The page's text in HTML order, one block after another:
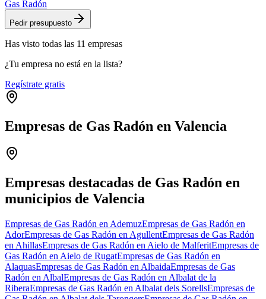
Gas Radón
Pedir presupuesto
Has visto todas las 11 empresas
¿Tu empresa no está en la lista?
Regístrate gratis
Empresas de Gas Radón en Valencia
−
Empresas destacadas de Gas Radón en
municipios de Valencia
Empresas de Gas Radón en AdemuzEmpresas de Gas Radón en
AdorEmpresas de Gas Radón en AgullentEmpresas de Gas Radón
en AhillasEmpresas de Gas Radón en Aielo de MalferitEmpresas de
Gas Radón en Aielo de RugatEmpresas de Gas Radón en
AlaquasEmpresas de Gas Radón en AlbaidaEmpresas de Gas
Radón en AlbalEmpresas de Gas Radón en Albalat de la
RiberaEmpresas de Gas Radón en Albalat dels SorellsEmpresas de